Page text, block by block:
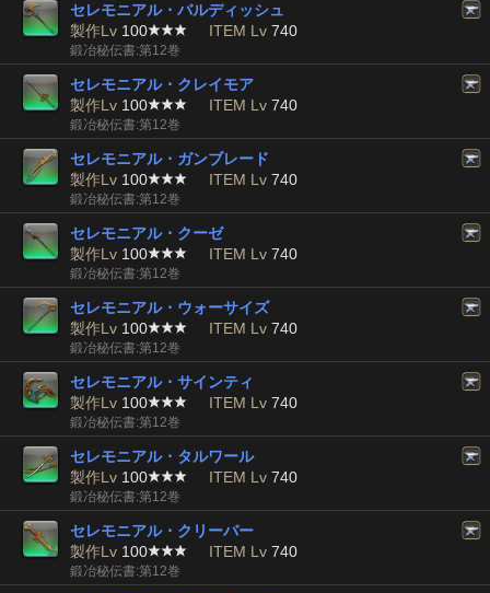
セレモニアル・バルディッシュ
製作Lv 100 ITEM Lv 740
鍛冶秘伝書:第12巻
セレモニアル・クレイモア
製作Lv 100 ITEM Lv 740
鍛冶秘伝書:第12巻
セレモニアル・ガンブレード
製作Lv 100 ITEM Lv 740
鍛冶秘伝書:第12巻
セレモニアル・クーゼ
製作Lv 100 ITEM Lv 740
鍛冶秘伝書:第12巻
セレモニアル・ウォーサイズ
製作Lv 100 ITEM Lv 740
鍛冶秘伝書:第12巻
セレモニアル・サインティ
製作Lv 100 ITEM Lv 740
鍛冶秘伝書:第12巻
セレモニアル・タルワール
製作Lv 100 ITEM Lv 740
鍛冶秘伝書:第12巻
セレモニアル・クリーバー
製作Lv 100 ITEM Lv 740
鍛冶秘伝書:第12巻